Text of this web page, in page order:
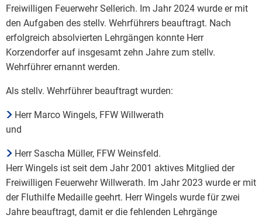
Freiwilligen Feuerwehr Sellerich. Im Jahr 2024 wurde er mit
den Aufgaben des stellv. Wehrführers beauftragt. Nach
erfolgreich absolvierten Lehrgängen konnte Herr
Korzendorfer auf insgesamt zehn Jahre zum stellv.
Wehrführer ernannt werden.
Als stellv. Wehrführer beauftragt wurden:
Herr Marco Wingels, FFW Willwerath
und
Herr Sascha Müller, FFW Weinsfeld.
Herr Wingels ist seit dem Jahr 2001 aktives Mitglied der
Freiwilligen Feuerwehr Willwerath. Im Jahr 2023 wurde er mit
der Fluthilfe Medaille geehrt. Herr Wingels wurde für zwei
Jahre beauftragt, damit er die fehlenden Lehrgänge